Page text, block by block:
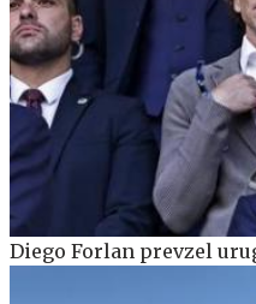
Diego Forlan prevzel